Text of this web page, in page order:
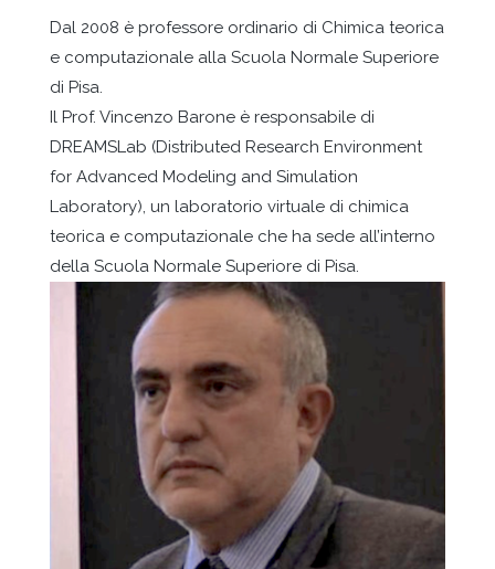
Dal 2008 è professore ordinario di Chimica teorica
e computazionale alla Scuola Normale Superiore
di Pisa.
Il Prof. Vincenzo Barone è responsabile di
DREAMSLab (Distributed Research Environment
for Advanced Modeling and Simulation
Laboratory), un laboratorio virtuale di chimica
teorica e computazionale che ha sede all’interno
della Scuola Normale Superiore di Pisa.